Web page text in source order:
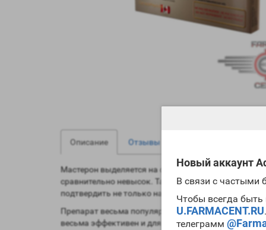
Новый аккаунт
В связи с частыми
Чтобы всегда быть
U.FARMACENT.RU
телеграмм
Описание Отзывы
Мастерон выделяется на фоне других ААС своим
сравнительно невысок. Также отметим и
подтвердить не только научные исследования, но и
Препарат весьма популярен среди культуристов и
весьма эффективен и для увеличения силовых